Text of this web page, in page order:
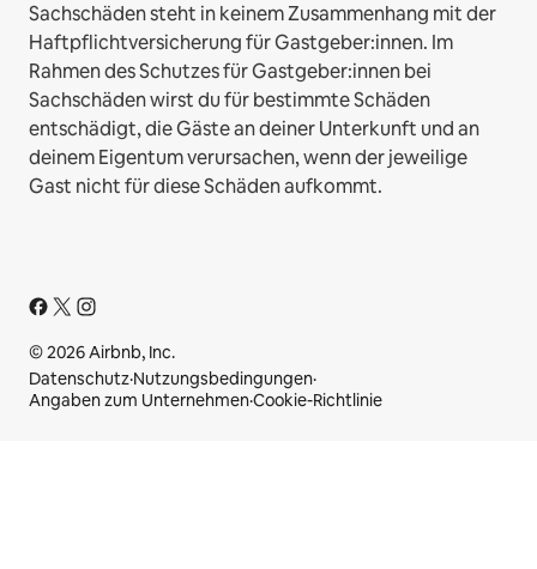
Sachschäden steht in keinem Zusammenhang mit der
Haftpflichtversicherung für Gastgeber:innen. Im
Rahmen des Schutzes für Gastgeber:innen bei
Sachschäden wirst du für bestimmte Schäden
entschädigt, die Gäste an deiner Unterkunft und an
deinem Eigentum verursachen, wenn der jeweilige
Gast nicht für diese Schäden aufkommt.
© 2026 Airbnb, Inc.
Datenschutz·Nutzungsbedingungen·
Angaben zum Unternehmen·Cookie-Richtlinie